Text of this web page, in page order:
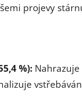
projevy
%):